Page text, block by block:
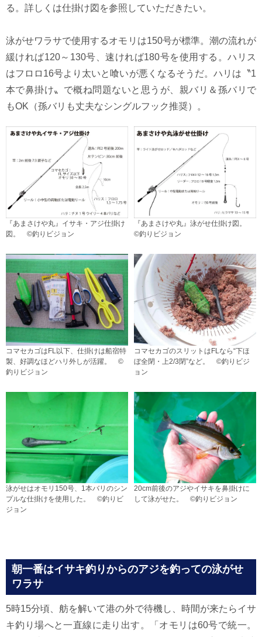
る。詳しくは仕掛け図を参照していただきたい。
泳がせワラサで使用するオモリは150号が標準。潮の流れが
緩ければ120～130号、速ければ180号を使用する。ハリス
はフロロ16号より太いと喰いが悪くなるそうだ。ハリは〝1
本で鼻掛け〟で概ね問題ないと思うが、親バリ＆孫バリで
もOK（孫バリも丈夫なシングルフック推奨）。
『あまさけや丸』イサキ・アジ仕掛け
図。 ©釣りビジョン
『あまさけや丸』泳がせ仕掛け図。
©釣りビジョン
コマセカゴはFL以下、仕掛けは船宿特
製、好調なほどハリ外しが活躍。 ©
釣りビジョン
コマセカゴのスリットはFLなら“下ほ
ぼ全閉・上2/3閉”など。 ©釣りビジ
ョン
泳がせはオモリ150号、1本バリのシン
プルな仕掛けを使用した。 ©釣りビ
ジョン
20cm前後のアジやイサキを鼻掛けに
して泳がせた。 ©釣りビジョン
朝一番はイサキ釣りからのアジを釣っての泳がせ
ワラサ
5時15分頃、舫を解いて港の外で待機し、時間が来たらイサ
キ釣り場へと一直線に走り出す。「オモリは60号で統一。